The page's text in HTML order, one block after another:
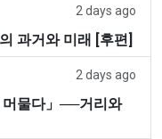
2 days ago
과거와 미래 [후편]
2 days ago
머물다」──거리와